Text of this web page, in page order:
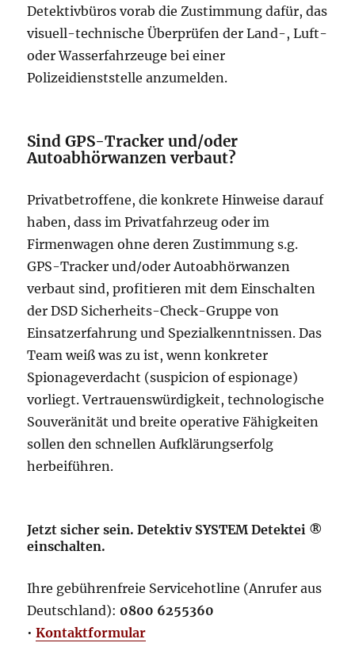
Detektivbüros vorab die Zustimmung dafür, das
visuell-technische Überprüfen der Land-, Luft-
oder Wasserfahrzeuge bei einer
Polizeidienststelle anzumelden.
Sind GPS-Tracker und/oder
Autoabhörwanzen verbaut?
Privatbetroffene, die konkrete Hinweise darauf
haben, dass im Privatfahrzeug oder im
Firmenwagen ohne deren Zustimmung s.g.
GPS-Tracker und/oder Autoabhörwanzen
verbaut sind, profitieren mit dem Einschalten
der DSD Sicherheits-Check-Gruppe von
Einsatzerfahrung und Spezialkenntnissen. Das
Team weiß was zu ist, wenn konkreter
Spionageverdacht (suspicion of espionage)
vorliegt. Vertrauenswürdigkeit, technologische
Souveränität und breite operative Fähigkeiten
sollen den schnellen Aufklärungserfolg
herbeiführen.
Jetzt sicher sein. Detektiv SYSTEM Detektei ®
einschalten.
Ihre gebührenfreie Servicehotline (Anrufer aus
Deutschland): 0800 6255360
•Kontaktformular